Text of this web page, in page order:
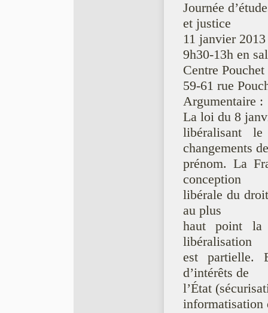
Journée
et justice
11 janvier
9h30-13h en
Centre Pouchet
59-61 rue
Argumentaire :
La loi du 8
libéralisant
changements de
prénom. La
conception
libérale du
au plus
haut point la
libéralisation
est partielle.
d’intérêts de
l’État
informatisation